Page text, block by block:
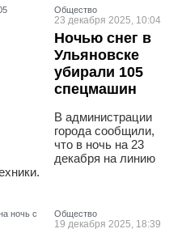
Общество
23 декабря 2025, 10:04
Ночью снег в
Ульяновске
убирали 105
спецмашин
В администрации
города сообщили,
что в ночь на 23
декабря на линию
Общество
19 декабря 2025, 18:39